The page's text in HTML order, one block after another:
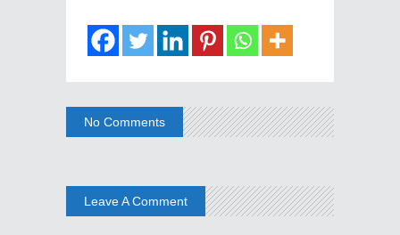
No Comments
Leave A Comment